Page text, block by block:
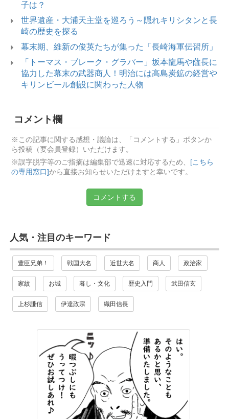
子は？
世界遺産・大浦天主堂を巡ろう～隠れキリシタンと長
崎の歴史を探る
幕末期、維新の俊英たちが集った「長崎海軍伝習所」
「トーマス・ブレーク・グラバー」坂本龍馬や薩長に
協力した幕末の武器商人！明治には高島炭鉱の経営や
キリンビール創設に関わった人物
コメント欄
※この記事に関する感想・議論は、「コメントする」ボタンか
ら投稿（要会員登録）いただけます。
※誤字脱字等のご指摘は編集部で迅速に対応するため、
[こちら
の専用窓口]から直接お知らせいただけますと幸いです。
コメントする
人気・注目のキーワード
豊臣兄弟！ 戦国大名 近世大名 商人 政治家
家紋 お城 暮し・文化 歴史入門 武田信玄
上杉謙信 伊達政宗 織田信長